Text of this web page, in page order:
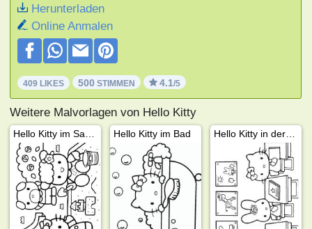
Herunterladen
Online Anmalen
409 LIKES 500 STIMMEN 4.1/5
Weitere Malvorlagen von Hello Kitty
Hello Kitty im Bad